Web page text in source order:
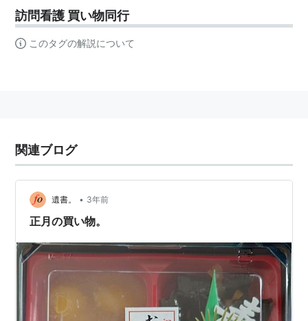
訪問看護 買い物同行
このタグの解説について
関連ブログ
遺書。 • 3年前
正月の買い物。